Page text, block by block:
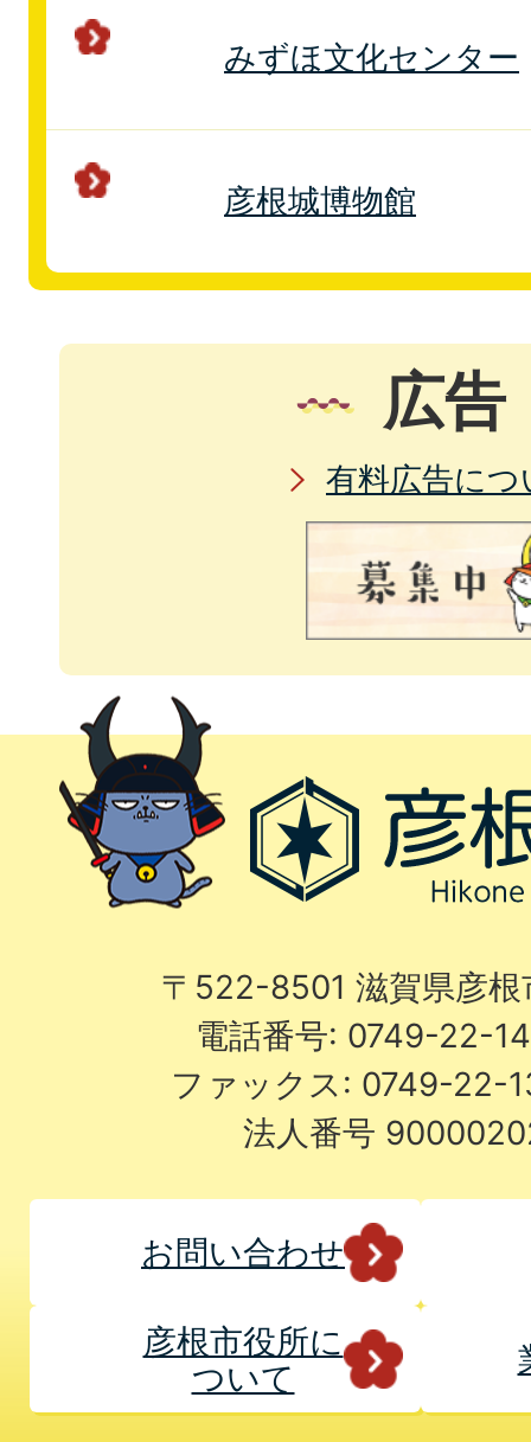
みずほ文化センター
彦根城博物館
広告
有料広告につ
〒522-8501 滋賀県彦
電話番号: 0749-22-
ファックス: 0749-22-
法人番号
お問い合わせ
彦根市役所に
ついて